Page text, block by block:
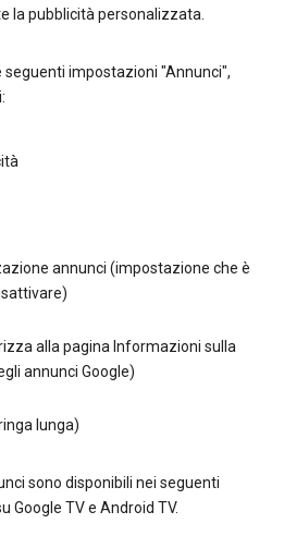
la pubblicità personalizzata.
seguenti impostazioni "Annunci",
annunci (impostazione che è
alla pagina Informazioni sulla
annunci Google)
lunga)
sono disponibili nei seguenti
Google TV e Android TV.